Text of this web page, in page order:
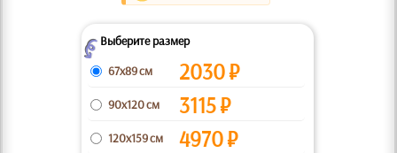
ZВыберите размер
67x89 см
2030₽
90x120 см 3115₽
120x159 см 4970₽